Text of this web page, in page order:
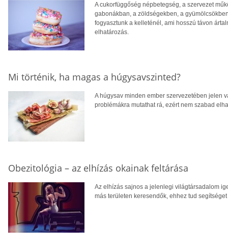
A cukorfüggőség népbetegség, a szervezet
gabonákban, a zöldségekben, a
fogyasztunk a kelleténél, ami hosszú távon
elhatározás.
Mi történik, ha magas a húgysavszinted?
A húgysav minden ember szervezetében jelen
problémákra mutathat rá, ezért nem szabad
Obezitológia – az elhízás okainak feltárása
Az elhízás sajnos a jelenlegi világtársadalom
más területen keresendők, ehhez tud